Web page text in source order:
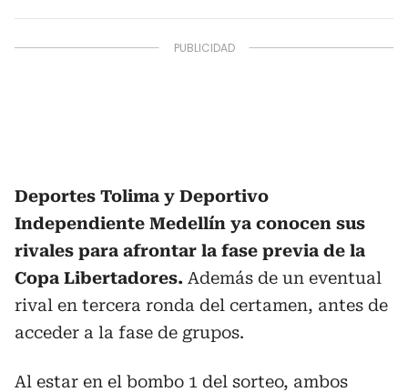
Deportes Tolima y Deportivo
Independiente Medellín ya conocen sus
rivales para afrontar la fase previa de la
Copa Libertadores. Además de un eventual
rival en tercera ronda del certamen, antes de
acceder a la fase de grupos.
Al estar en el bombo 1 del sorteo, ambos